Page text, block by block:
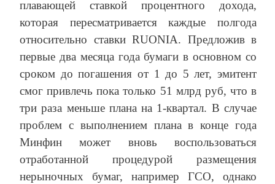
плавающей ставкой процентного дохода,
которая пересматривается каждые полгода
относительно ставки RUONIA. Предложив в
первые два месяца года бумаги в основном со
сроком до погашения от 1 до 5 лет, эмитент
смог привлечь пока только 51 млрд руб, что в
три раза меньше плана на 1-квартал. В случае
проблем с выполнением плана в конце года
Минфин может вновь воспользоваться
отработанной процедурой размещения
нерыночных бумаг, например ГСО, однако